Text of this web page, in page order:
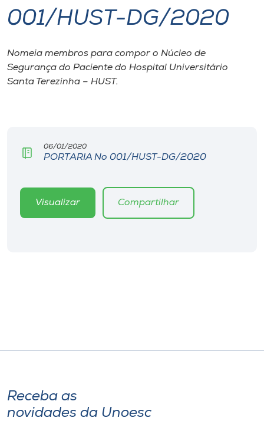
I.nova
Diplomados
Editora
001/HUST-DG/2020
Nomeia membros para compor o Núcleo de
Segurança do Paciente do Hospital Universitário
Santa Terezinha – HUST.
06/01/2020
PORTARIA No 001/HUST-DG/2020
Visualizar Compartilhar
Receba as
novidades da Unoesc